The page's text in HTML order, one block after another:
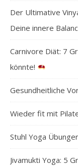
Der Ultimative
Deine innere
Carnivore Diät: 7
könnte!
Gesundheitliche
Wieder fit mit
Stuhl Yoga
Jivamukti Yoga: 5